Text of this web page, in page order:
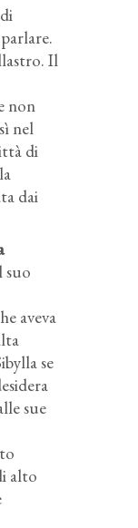
Il
non
nel
di
dai
suo
aveva
se
sue
alto